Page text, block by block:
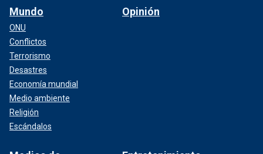
Mundo
ONU
Conflictos
Terrorismo
Desastres
Economía mundial
Medio ambiente
Religión
Escándalos
Opinión